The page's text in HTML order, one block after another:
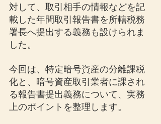
対して、取引相手の情報などを記
載した年間取引報告書を所轄税務
署長へ提出する義務も設けられま
した。
今回は、特定暗号資産の分離課税
化と、暗号資産取引業者に課され
る報告書提出義務について、実務
上のポイントを整理します。